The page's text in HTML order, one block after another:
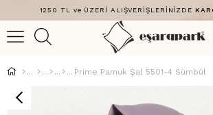
1250 TL ve ÜZERİ ALIŞVERİŞLERİNİZDE
Prime Pamuk Şal 5501-4 Sümbül